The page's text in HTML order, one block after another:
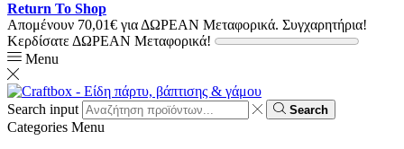
Return To Shop
Απομένουν 70,01€ για ΔΩΡΕΑΝ Μεταφορικά. Συγχαρητήρια!
Κερδίσατε ΔΩΡΕΑΝ Μεταφορικά!
Menu
Search input Search
Categories Menu